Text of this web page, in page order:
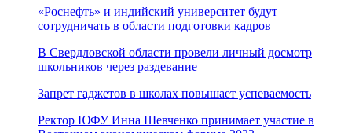
«Роснефть» и индийский университет будут
сотрудничать в области подготовки кадров
В Свердловской области провели личный досмотр
школьников через раздевание
Запрет гаджетов в школах повышает успеваемость
Ректор ЮФУ Инна Шевченко принимает участие в